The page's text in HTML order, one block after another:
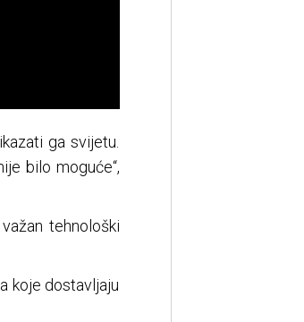
ga svijetu.
bilo moguće“,
tehnološki
koje dostavljaju